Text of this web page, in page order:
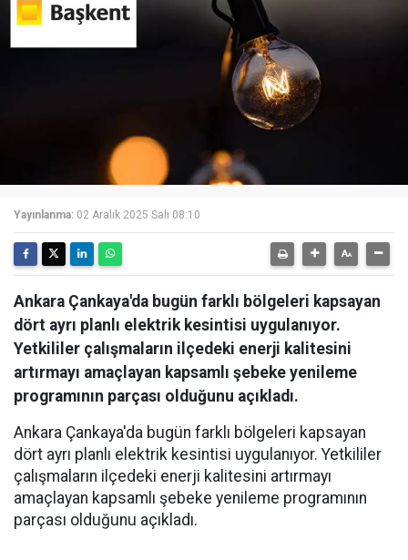
Yayınlanma: 02 Aralık 2025 Salı 08:10
Ankara Çankaya'da bugün farklı bölgeleri kapsayan
dört ayrı planlı elektrik kesintisi uygulanıyor.
Yetkililer çalışmaların ilçedeki enerji kalitesini
artırmayı amaçlayan kapsamlı şebeke yenileme
programının parçası olduğunu açıkladı.
Ankara Çankaya'da bugün farklı bölgeleri kapsayan
dört ayrı planlı elektrik kesintisi uygulanıyor. Yetkililer
çalışmaların ilçedeki enerji kalitesini artırmayı
amaçlayan kapsamlı şebeke yenileme programının
parçası olduğunu açıkladı.